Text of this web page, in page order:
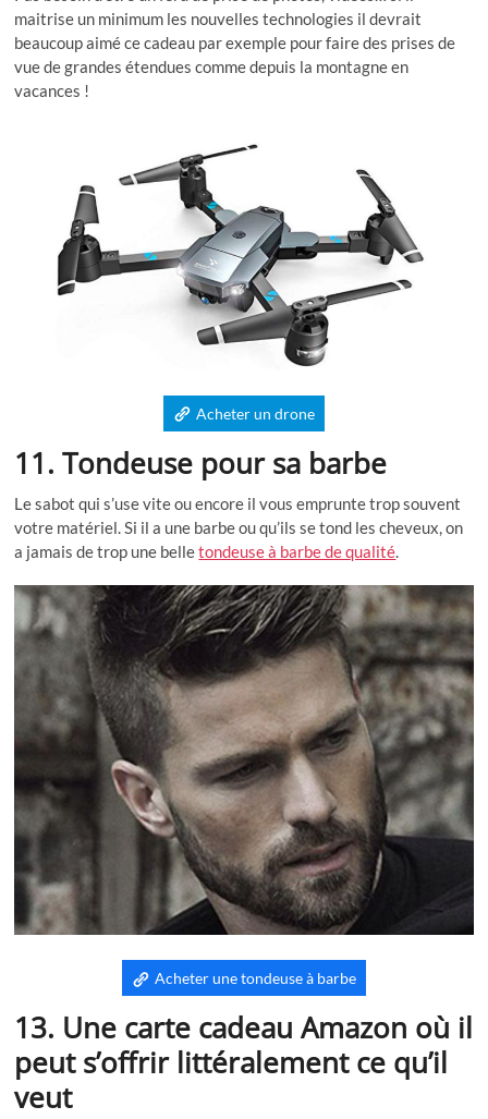
maitrise un minimum les nouvelles technologies il devrait
beaucoup aimé ce cadeau par exemple pour faire des prises de
vue de grandes étendues comme depuis la montagne en
vacances !
Acheter un drone
11. Tondeuse pour sa barbe
Le sabot qui s’use vite ou encore il vous emprunte trop souvent
votre matériel. Si il a une barbe ou qu’ils se tond les cheveux, on
a jamais de trop une belletondeuse à barbe de qualité.
Acheter une tondeuse à barbe
13. Une carte cadeau Amazon où il
peut s’offrir littéralement ce qu’il
veut